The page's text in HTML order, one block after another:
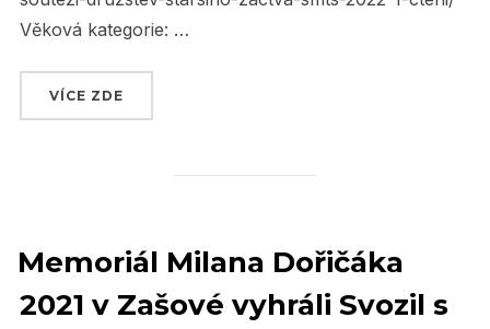
Věková kategorie: …
VÍCE ZDE
Memoriál Milana Dořičáka
2021 v Zašové vyhráli Svozil s